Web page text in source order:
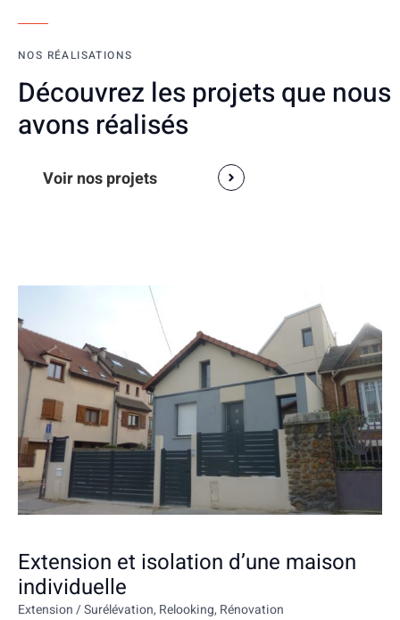
NOS RÉALISATIONS
Découvrez les projets que nous
avons réalisés
Voir nos projets
Extension et isolation d’une maison
individuelle
Extension / Surélévation, Relooking, Rénovation